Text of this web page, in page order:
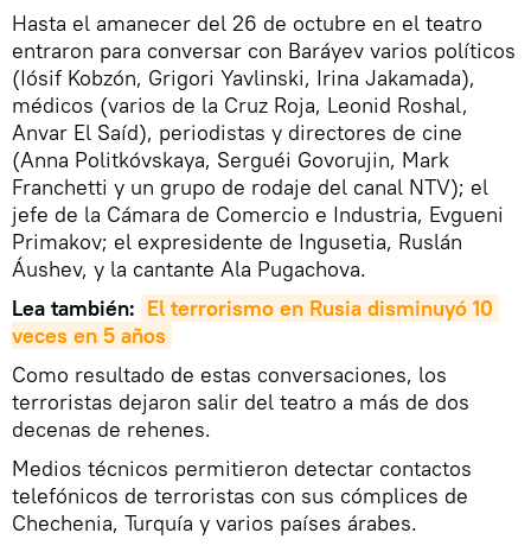
Hasta el amanecer del 26 de octubre en el teatro
entraron para conversar con Baráyev varios políticos
(Iósif Kobzón, Grigori Yavlinski, Irina Jakamada),
médicos (varios de la Cruz Roja, Leonid Roshal,
Anvar El Saíd), periodistas y directores de cine
(Anna Politkóvskaya, Serguéi Govorujin, Mark
Franchetti y un grupo de rodaje del canal NTV); el
jefe de la Cámara de Comercio e Industria, Evgueni
Primakov; el expresidente de Ingusetia, Ruslán
Áushev, y la cantante Ala Pugachova.
Lea también: El terrorismo en Rusia disminuyó 10
veces en 5 años
Como resultado de estas conversaciones, los
terroristas dejaron salir del teatro a más de dos
decenas de rehenes.
Medios técnicos permitieron detectar contactos
telefónicos de terroristas con sus cómplices de
Chechenia, Turquía y varios países árabes.